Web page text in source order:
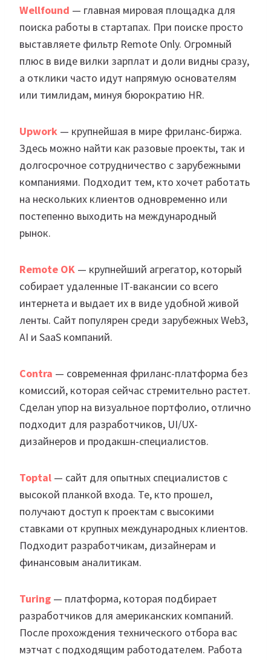
Wellfound — главная мировая площадка для
поиска работы в стартапах. При поиске просто
выставляете фильтр Remote Only. Огромный
плюс в виде вилки зарплат и доли видны сразу,
а отклики часто идут напрямую основателям
или тимлидам, минуя бюрократию HR.
Upwork — крупнейшая в мире фриланс-биржа.
Здесь можно найти как разовые проекты, так и
долгосрочное сотрудничество с зарубежными
компаниями. Подходит тем, кто хочет работать
на нескольких клиентов одновременно или
постепенно выходить на международный
рынок.
Remote OK — крупнейший агрегатор, который
собирает удаленные IT-вакансии со всего
интернета и выдает их в виде удобной живой
ленты. Сайт популярен среди зарубежных Web3,
AI и SaaS компаний.
Contra — современная фриланс-платформа без
комиссий, которая сейчас стремительно растет.
Сделан упор на визуальное портфолио, отлично
подходит для разработчиков, UI/UX-
дизайнеров и продакшн-специалистов.
Toptal — сайт для опытных специалистов с
высокой планкой входа. Те, кто прошел,
получают доступ к проектам с высокими
ставками от крупных международных клиентов.
Подходит разработчикам, дизайнерам и
финансовым аналитикам.
Turing — платформа, которая подбирает
разработчиков для американских компаний.
После прохождения технического отбора вас
мэтчат с подходящим работодателем. Работа